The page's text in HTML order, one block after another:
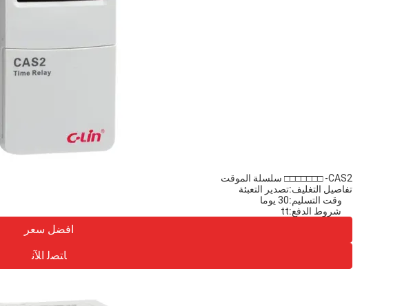
CAS2- □□□□□□□ سلسلة الموقت
تفاصيل التغليف:تصدير التعبئة
وقت التسليم:30 يوما
شروط الدفع:tt
افضل سعر
ﺎﺘﺼﻟ ﺍﻶﻧ